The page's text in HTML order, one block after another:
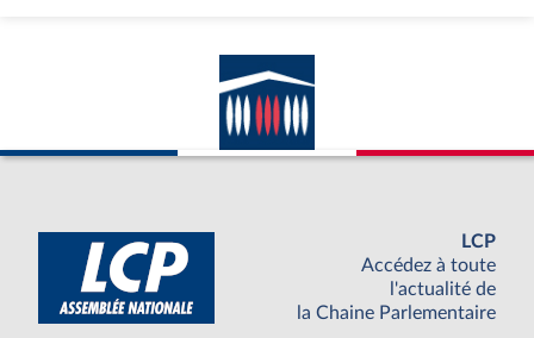
LCP
Accédez à toute
l'actualité de
la Chaine Parlementaire